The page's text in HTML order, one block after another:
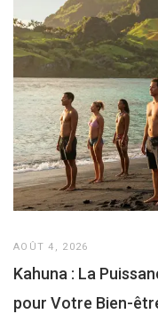
AOÛT 4, 2026
Kahuna : La
pour Votre Bien-